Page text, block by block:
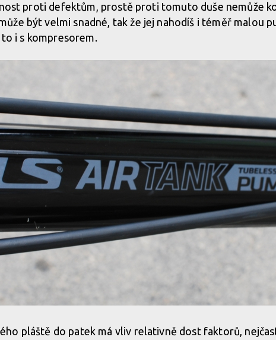
proti defektům, prostě proti tomuto duše nemůže
být velmi snadné, tak že jej nahodíš i téměř malou
i s kompresorem.
pláště do patek má vliv relativně dost faktorů,